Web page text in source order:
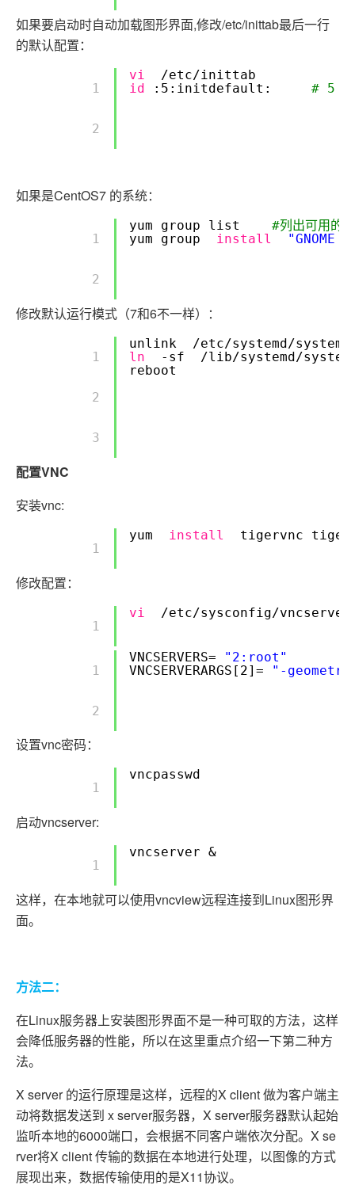
如果要启动时自动加载图形界面,修改/etc/inittab最后一行
的默认配置：
        1
        2
vi
/etc/inittab
id
:5:initdefault: # 5 为
如果是CentOS7 的系统：
        1
        2
yum group list
#列出可用的
yum group
install "GNOME
修改默认运行模式（7和6不一样）：
        1
        2
        3
unlink
/etc/systemd/
ln
-sf
/lib/systemd/
reboot
配置VNC
安装vnc:
        1
yum install tigervnc
修改配置：
        1
vi /etc/sysconfig/
        1
        2
VNCSERVERS=
"2:root"
VNCSERVERARGS[2]=
"-
设置vnc密码：
        1
vncpasswd
启动vncserver:
        1
vncserver &
这样，在本地就可以使用vncview远程连接到Linux图形界
面。
方法二：
在Linux服务器上安装图形界面不是一种可取的方法，这样
会降低服务器的性能，所以在这里重点介绍一下第二种方
法。
X server 的运行原理是这样，远程的X client 做为客户端主
动将数据发送到 x server服务器，X server服务器默认起始
监听本地的6000端口，会根据不同客户端依次分配。X se
rver将X client 传输的数据在本地进行处理，以图像的方式
展现出来，数据传输使用的是X11协议。